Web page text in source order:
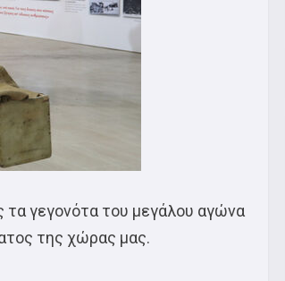
τα γεγονότα του μεγάλου αγώνα
της χώρας μας.